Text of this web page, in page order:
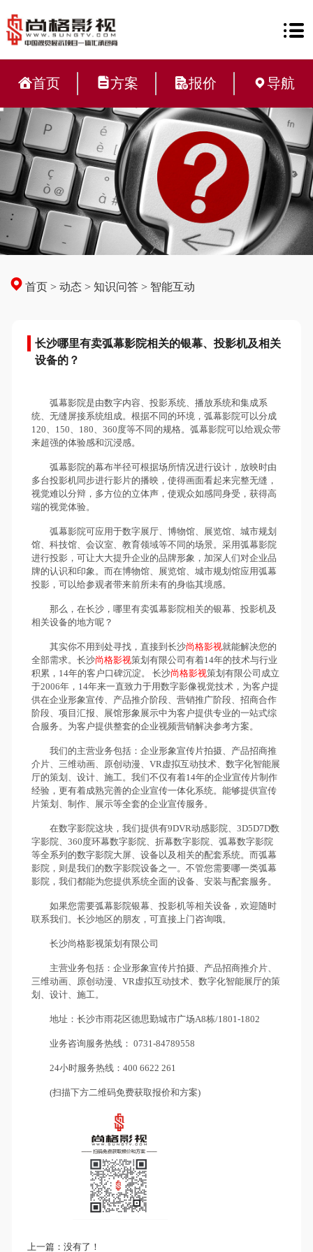
首页 方案 报价 导航
首页 >动态 >知识问答 > 智能互动
长沙哪里有卖弧幕影院相关的银幕、投影机及相关
设备的？
弧幕影院是由数字内容、投影系统、播放系统和集成系
统、无缝屏接系统组成。根据不同的环境，弧幕影院可以分成
120、150、180、360度等不同的规格。弧幕影院可以给观众带
来超强的体验感和沉浸感。
弧幕影院的幕布半径可根据场所情况进行设计，放映时由
多台投影机同步进行影片的播映，使得画面看起来完整无缝，
视觉难以分辩，多方位的立体声，使观众如感同身受，获得高
端的视觉体验。
弧幕影院可应用于数字展厅、博物馆、展览馆、城市规划
馆、科技馆、会议室、教育领域等不同的场景。采用弧幕影院
进行投影，可让大大提升企业的品牌形象，加深人们对企业品
牌的认识和印象。而在博物馆、展览馆、城市规划馆应用弧幕
投影，可以给参观者带来前所未有的身临其境感。
那么，在长沙，哪里有卖弧幕影院相关的银幕、投影机及
相关设备的地方呢？
其实你不用到处寻找，直接到长沙尚格影视就能解决您的
全部需求。长沙尚格影视策划有限公司有着14年的技术与行业
积累，14年的客户口碑沉淀。 长沙尚格影视策划有限公司成立
于2006年，14年来一直致力于用数字影像视觉技术，为客户提
供在企业形象宣传、产品推介阶段、营销推广阶段、招商合作
阶段、项目汇报、展馆形象展示中为客户提供专业的一站式综
合服务。为客户提供整套的企业视频营销解决参考方案。
我们的主营业务包括：企业形象宣传片拍摄、产品招商推
介片、三维动画、原创动漫、VR虚拟互动技术、数字化智能展
厅的策划、设计、施工。我们不仅有着14年的企业宣传片制作
经验，更有着成熟完善的企业宣传一体化系统。能够提供宣传
片策划、制作、展示等全套的企业宣传服务。
在数字影院这块，我们提供有9DVR动感影院、3D5D7D数
字影院、360度环幕数字影院、折幕数字影院、弧幕数字影院
等全系列的数字影院大屏、设备以及相关的配套系统。而弧幕
影院，则是我们的数字影院设备之一。不管您需要哪一类弧幕
影院，我们都能为您提供系统全面的设备、安装与配套服务。
如果您需要弧幕影院银幕、投影机等相关设备，欢迎随时
联系我们。长沙地区的朋友，可直接上门咨询哦。
长沙尚格影视策划有限公司
主营业务包括：企业形象宣传片拍摄、产品招商推介片、
三维动画、原创动漫、VR虚拟互动技术、数字化智能展厅的策
划、设计、施工。
地址：长沙市雨花区德思勤城市广场A8栋/1801-1802
业务咨询服务热线： 0731-84789558
24小时服务热线：400 6622 261
(扫描下方二维码免费获取报价和方案)
上一篇：没有了！